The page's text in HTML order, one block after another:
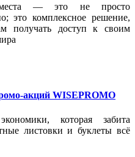
места — это не просто
это комплексное решение,
получать доступ к своим
акций WISEPROMO
которая забита
листовки и буклеты всё